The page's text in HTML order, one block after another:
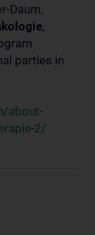
Daum,
,
parties in
about-
2/